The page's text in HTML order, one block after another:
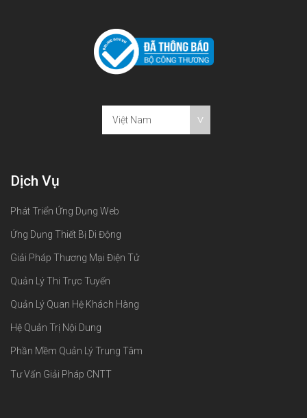
Việt Nam
Dịch Vụ
Phát Triển Ứng Dụng Web
Ứng Dụng Thiết Bị Di Động
Giải Pháp Thương Mại Điện Tử
Quản Lý Thi Trực Tuyến
Quản Lý Quan Hệ Khách Hàng
Hệ Quản Trị Nội Dung
Phần Mềm Quản Lý Trung Tâm
Tư Vấn Giải Pháp CNTT